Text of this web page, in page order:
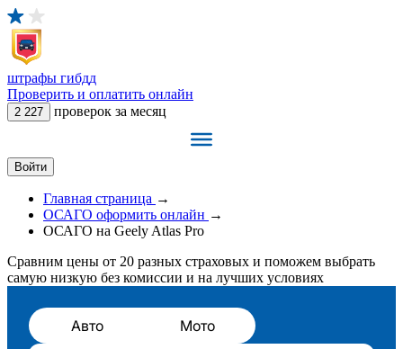
штрафы гибдд
Проверить и оплатить онлайн
2 227 проверок за месяц
Войти
Главная страница →
ОСАГО оформить онлайн →
ОСАГО на Geely Atlas Pro
Сравним цены от 20 разных страховых и поможем выбрать
самую низкую без комиссии и на лучших условиях